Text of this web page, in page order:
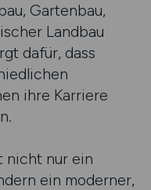
Gartenbau,
Landbau
dafür, dass
ihre Karriere
nicht nur ein
ein moderner,